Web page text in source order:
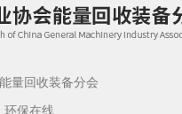
量回收装备分会
环保在线